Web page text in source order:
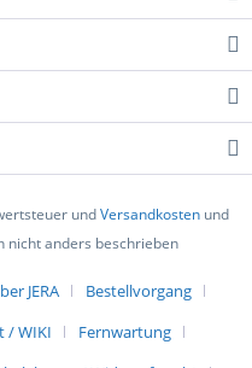
undVersandkostenund
nicht anders beschrieben
JERA
Bestellvorgang
/ WIKI
Fernwartung